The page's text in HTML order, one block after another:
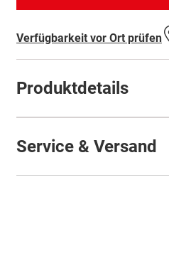
Verfügbarkeit vor Ort prüfen
Produktdetails
Service & Versand